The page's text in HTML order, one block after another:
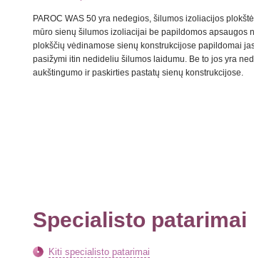
PAROC WAS 50 yra nedegios, šilumos izoliacijos
mūro sienų šilumos izoliacijai be papildomos apsaugos
plokščių vėdinamose sienų konstrukcijose papildomai
pasižymi itin nedideliu šilumos laidumu. Be to jos yra
aukštingumo ir paskirties pastatų sienų konstrukcijose.
Specialisto patarimai
Kiti specialisto patarimai